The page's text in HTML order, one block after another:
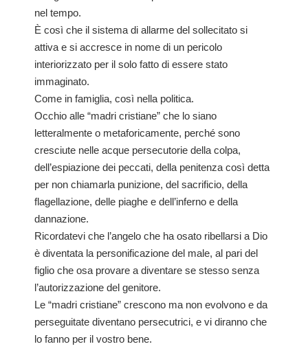
nel tempo.
È così che il sistema di allarme del sollecitato si
attiva e si accresce in nome di un pericolo
interiorizzato per il solo fatto di essere stato
immaginato.
Come in famiglia, così nella politica.
Occhio alle “madri cristiane” che lo siano
letteralmente o metaforicamente, perché sono
cresciute nelle acque persecutorie della colpa,
dell’espiazione dei peccati, della penitenza così detta
per non chiamarla punizione, del sacrificio, della
flagellazione, delle piaghe e dell’inferno e della
dannazione.
Ricordatevi che l’angelo che ha osato ribellarsi a Dio
è diventata la personificazione del male, al pari del
figlio che osa provare a diventare se stesso senza
l’autorizzazione del genitore.
Le “madri cristiane” crescono ma non evolvono e da
perseguitate diventano persecutrici, e vi diranno che
lo fanno per il vostro bene.